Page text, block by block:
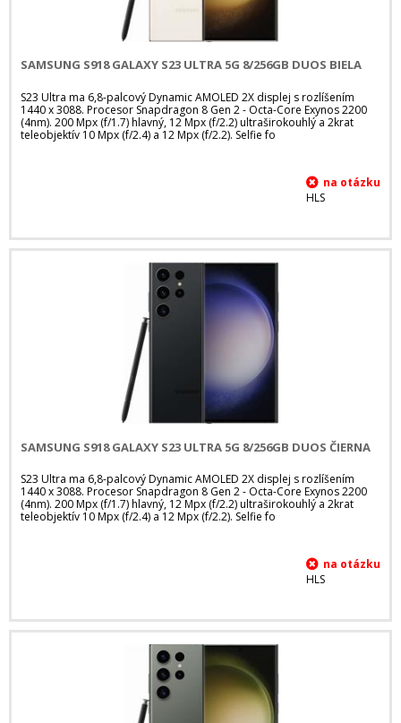
SAMSUNG S918 GALAXY S23 ULTRA 5G 8/256GB DUOS BIELA
S23 Ultra ma 6,8-palcový Dynamic AMOLED 2X displej s rozlíšením
1440 x 3088. Procesor Snapdragon 8 Gen 2 - Octa-Core Exynos 2200
(4nm). 200 Mpx (f/1.7) hlavný, 12 Mpx (f/2.2) ultraširokouhlý a 2krat
teleobjektív 10 Mpx (f/2.4) a 12 Mpx (f/2.2). Selfie fo
HLS
SAMSUNG S918 GALAXY S23 ULTRA 5G 8/256GB DUOS ČIERNA
S23 Ultra ma 6,8-palcový Dynamic AMOLED 2X displej s rozlíšením
1440 x 3088. Procesor Snapdragon 8 Gen 2 - Octa-Core Exynos 2200
(4nm). 200 Mpx (f/1.7) hlavný, 12 Mpx (f/2.2) ultraširokouhlý a 2krat
teleobjektív 10 Mpx (f/2.4) a 12 Mpx (f/2.2). Selfie fo
HLS